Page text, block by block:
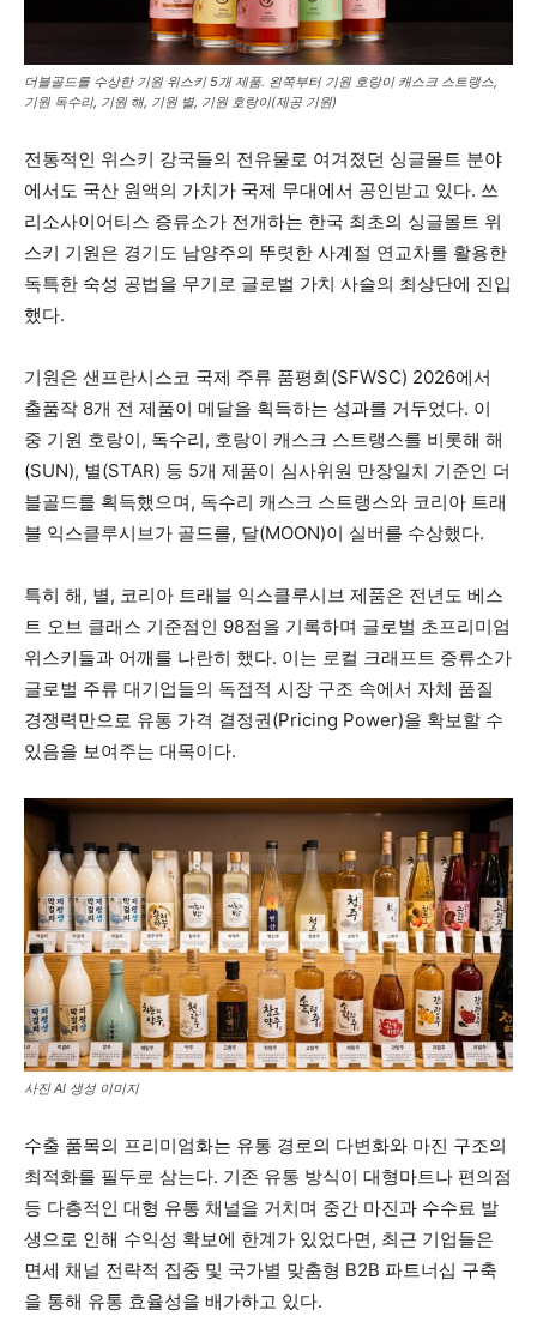
더블골드를 수상한 기원 위스키 5개 제품. 왼쪽부터 기원 호랑이 캐스크 스트랭스,
기원 독수리, 기원 해, 기원 별, 기원 호랑이(제공 기원)
전통적인 위스키 강국들의 전유물로 여겨졌던 싱글몰트 분야
에서도 국산 원액의 가치가 국제 무대에서 공인받고 있다. 쓰
리소사이어티스 증류소가 전개하는 한국 최초의 싱글몰트 위
스키 기원은 경기도 남양주의 뚜렷한 사계절 연교차를 활용한
독특한 숙성 공법을 무기로 글로벌 가치 사슬의 최상단에 진입
했다.
기원은 샌프란시스코 국제 주류 품평회(SFWSC) 2026에서
출품작 8개 전 제품이 메달을 획득하는 성과를 거두었다. 이
중 기원 호랑이, 독수리, 호랑이 캐스크 스트랭스를 비롯해 해
(SUN), 별(STAR) 등 5개 제품이 심사위원 만장일치 기준인 더
블골드를 획득했으며, 독수리 캐스크 스트랭스와 코리아 트래
블 익스클루시브가 골드를, 달(MOON)이 실버를 수상했다.
특히 해, 별, 코리아 트래블 익스클루시브 제품은 전년도 베스
트 오브 클래스 기준점인 98점을 기록하며 글로벌 초프리미엄
위스키들과 어깨를 나란히 했다. 이는 로컬 크래프트 증류소가
글로벌 주류 대기업들의 독점적 시장 구조 속에서 자체 품질
경쟁력만으로 유통 가격 결정권(Pricing Power)을 확보할 수
있음을 보여주는 대목이다.
사진 AI 생성 이미지
수출 품목의 프리미엄화는 유통 경로의 다변화와 마진 구조의
최적화를 필두로 삼는다. 기존 유통 방식이 대형마트나 편의점
등 다층적인 대형 유통 채널을 거치며 중간 마진과 수수료 발
생으로 인해 수익성 확보에 한계가 있었다면, 최근 기업들은
면세 채널 전략적 집중 및 국가별 맞춤형 B2B 파트너십 구축
을 통해 유통 효율성을 배가하고 있다.